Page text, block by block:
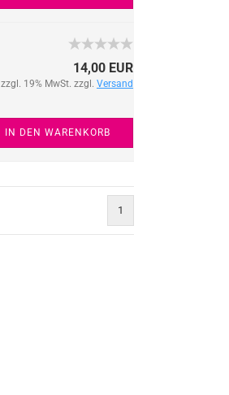
14,00 EUR
zzgl. 19% MwSt. zzgl. Versand
IN DEN WARENKORB
1